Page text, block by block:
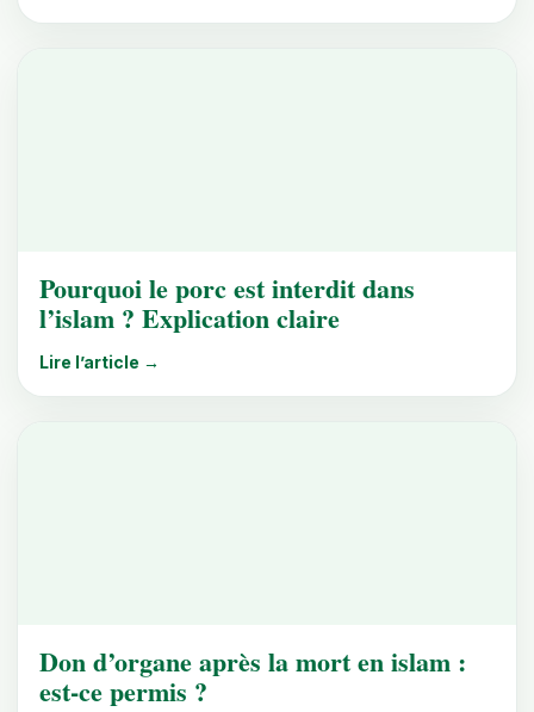
Pourquoi le porc est interdit dans
l’islam ? Explication claire
Lire l’article →
Don d’organe après la mort en islam :
est-ce permis ?